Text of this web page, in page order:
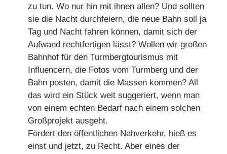
zu tun. Wo nur hin mit ihnen allen? Und sollten
sie die Nacht durchfeiern, die neue Bahn soll ja
Tag und Nacht fahren können, damit sich der
Aufwand rechtfertigen lässt? Wollen wir großen
Bahnhof für den Turmbergtourismus mit
Influencern, die Fotos vom Turmberg und der
Bahn posten, damit die Massen kommen? All
das wird ein Stück weit suggeriert, wenn man
von einem echten Bedarf nach einem solchen
Großprojekt ausgeht.
Fördert den öffentlichen Nahverkehr, hieß es
einst und jetzt, zu Recht. Aber eines der